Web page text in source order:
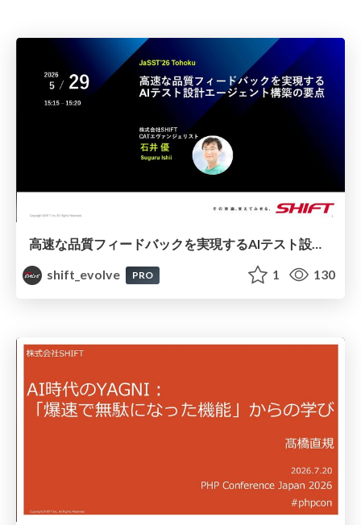
高速な品質フィードバックを実現するAIテスト設計エージェント構築の要点 / 20260529 Suguru Ishii
shift_evolve
PRO 1 130